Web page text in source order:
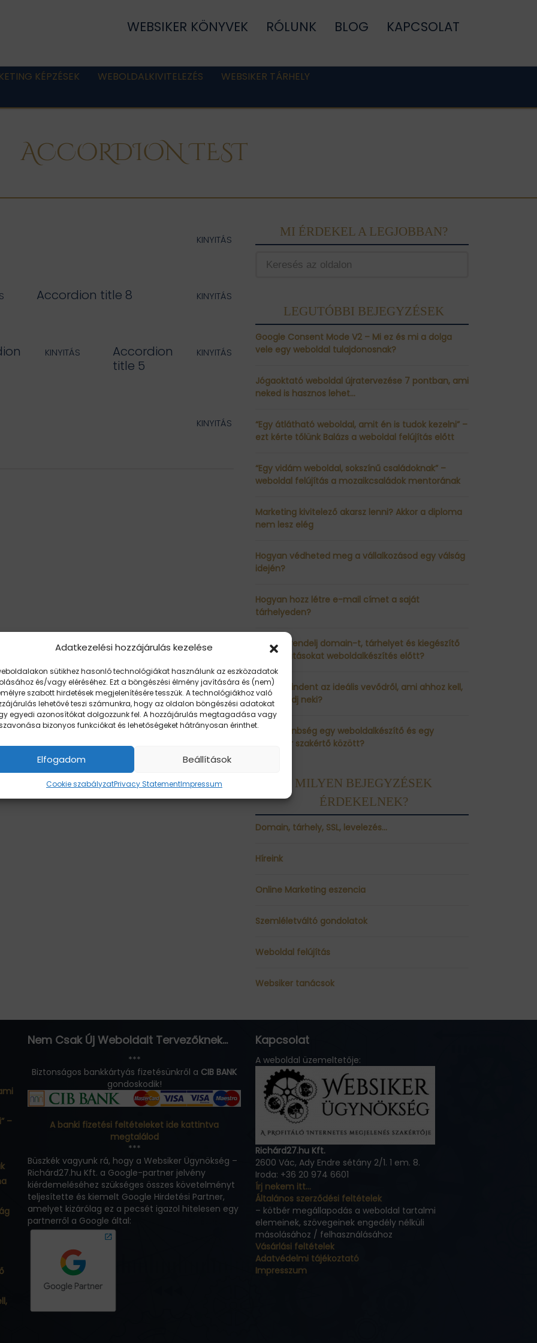
Adatkezelési hozzájárulás kezelése
sütikhez hasonló technológiákat használunk az eszközadatok
és/vagy eléréséhez. Ezt a böngészési élmény javítására és (nem)
szabott hirdetések megjelenítésére tesszük. A technológiákhoz való
lehetővé teszi számunkra, hogy az oldalon böngészési adatokat
egyedi azonosítókat dolgozzunk fel. A hozzájárulás megtagadása vagy
bizonyos funkciókat és lehetőségeket hátrányosan érinthet.
Elfogadom Beállítások
Cookie szabályzatPrivacy StatementImpressum
WEBSIKER KÖNYVEK RÓLUNK BLOG KAPCSOLAT
KÉPZÉSEK WEBOLDALKIVITELEZÉS
WEBSIKER TÁRHELY
ACCORDION TEST
Accordion title 8
Accordion
title 5
MI ÉRDEKEL A LEGJOBBAN?
LEGUTÓBBI BEJEGYZÉSEK
Google Consent Mode V2 – Mi ez és mi a dolga
vele egy weboldal tulajdonosnak?
Jógaoktató weboldal újratervezése 7 pontban, ami
neked is hasznos lehet…
“Egy átlátható weboldal, amit én is tudok kezelni” –
ezt kérte tőlünk Balázs a weboldal felújítás előtt
“Egy vidám weboldal, sokszínű családoknak” –
weboldal felújítás a mozaikcsaládok mentorának
Marketing kivitelező akarsz lenni? Akkor a diploma
nem lesz elég
Hogyan védheted meg a vállalkozásod egy válság
idején?
Hogyan hozz létre e-mail címet a saját
tárhelyeden?
Hogyan rendelj domain-t, tárhelyet és kiegészítő
szolgáltatásokat weboldalkészítés előtt?
Tudsz mindent az ideális vevődről, ami ahhoz kell,
hogy eladj neki?
Mi a különbség egy weboldalkészítő és egy
Websiker szakértő között?
MILYEN BEJEGYZÉSEK
ÉRDEKELNEK?
Domain, tárhely, SSL, levelezés…
Híreink
Online Marketing eszencia
Szemléletváltó gondolatok
Weboldal felújítás
Websiker tanácsok
–
Nem Csak Új Weboldalt Tervezőknek…
***
Biztonságos bankkártyás fizetésünkről a CIB BANK
gondoskodik!
A banki fizetési feltételeket ide kattintva
megtalálod
***
Büszkék vagyunk rá, hogy a Websiker Ügynökség –
Richárd27.hu Kft. a Google-partner jelvény
kiérdemeléséhez szükséges összes követelményt
teljesítette és kiemelt Google Hirdetési Partner,
amelyet kizárólag ez a pecsét igazol hitelesen egy
partnerről a Google által:
Kapcsolat
A weboldal üzemeltetője:
Richárd27.hu Kft.
2600 Vác, Ady Endre sétány 2/1. 1 em. 8.
Iroda: +36 20 974 6601
Írj nekem itt…
Általános szerződési feltételek
– kötbér megállapodás a weboldal tartalmi
elemeinek, szövegeinek engedély nélküli
másolásához / felhasználásához
Vásárlási feltételek
Adatvédelmi tájékoztató
Impresszum